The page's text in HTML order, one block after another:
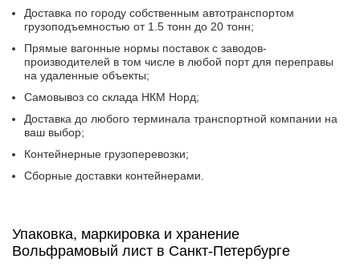
Доставка по городу собственным автотранспортом
грузоподъемностью от 1.5 тонн до 20 тонн;
Прямые вагонные нормы поставок с заводов-
производителей в том числе в любой порт для переправы
на удаленные объекты;
Самовывоз со склада НКМ Норд;
Доставка до любого терминала транспортной компании на
ваш выбор;
Контейнерные грузоперевозки;
Сборные доставки контейнерами.
Упаковка, маркировка и хранение
Вольфрамовый лист в Санкт-Петербурге